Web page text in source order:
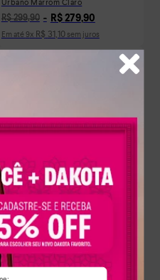
R$ 299,90 R$ 279,90
Em até 9x R$ 31,10sem juros
Tênis Dakota Sneaker Feminino
329, R$ ,90
Em até 10xR$ 29,99 sem juros